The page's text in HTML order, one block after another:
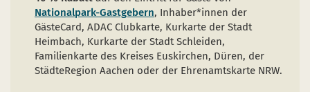
Nationalpark-Gastgebern, Inhaber*innen der
GästeCard, ADAC Clubkarte, Kurkarte der Stadt
Heimbach, Kurkarte der Stadt Schleiden,
Familienkarte des Kreises Euskirchen, Düren, der
StädteRegion Aachen oder der Ehrenamtskarte NRW.